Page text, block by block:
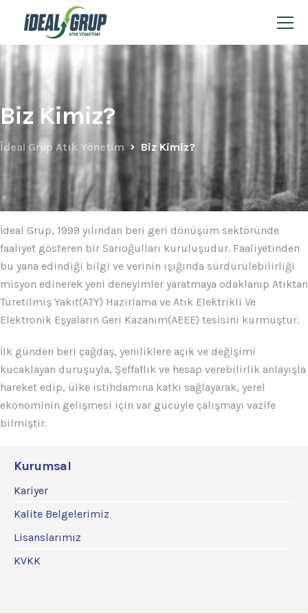
Biz Kimiz?
İdeal Grup Atık Yönetim Biz Kimiz?
İdeal Grup, 1999 yılından beri geri dönüşüm sektöründe
faaliyet gösteren bir Sarıoğulları kuruluşudur. Faaliyetinden
bu yana edindiği bilgi ve verinin ışığında sürdürülebilirliği
misyon edinerek yeni deneyimler yaratmaya odaklanıp Atıktan
Türetilmiş Yakıt(ATY) Hazırlama ve Atık Elektrikli Ve
Elektronik Eşyaların Geri Kazanım(AEEE) tesisini kurmuştur.
İlk günden beri çağdaş, yeniliklere açık ve değişimi
kucaklayan duruşuyla, Şeffaflık ve hesap verebilirlik anlayışla
hareket edip, ülke istihdamına katkı sağlayarak, yerel
ekonominin gelişmesi için var gücüyle çalışmayı vazife
bilmiştir.
Kurumsal
Kariyer
Kalite Belgelerimiz
Lisanslarımız
KVKK